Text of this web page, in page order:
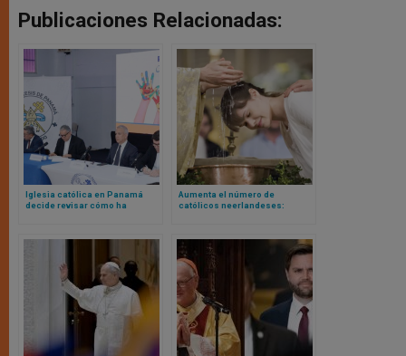
Publicaciones Relacionadas:
Iglesia católica en Panamá
decide revisar cómo ha
Aumenta el número de
católicos neerlandeses: